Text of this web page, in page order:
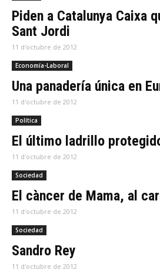
Piden a Catalunya Caixa
Sant Jordi
11 d'octubre de 2012
Economía-Laboral
Una panadería única en
11 d'octubre de 2012
Política
El último ladrillo
11 d'octubre de 2012
Sociedad
El càncer de Mama, al
11 d'octubre de 2012
Sociedad
Sandro Rey
11 d'octubre de 2012